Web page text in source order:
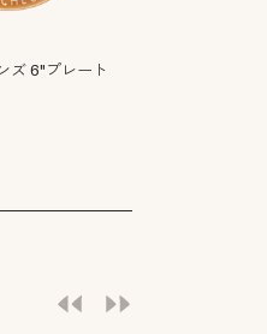
ズ 6"プレート